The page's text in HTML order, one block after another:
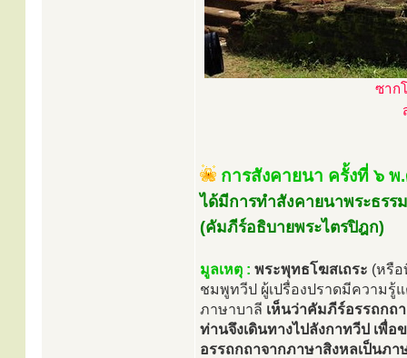
ซาก
การสังคายนา ครั้งที่ ๖
ได้มีการทำสังคายนาพระธรร
(คัมภีร์อธิบายพระไตรปิฎก)
มูลเหตุ : พระพุทธโฆสเถระ (หรือ
ชมพูทวีป ผู้เปรื่องปราดมีความ
ภาษาบาลี เห็นว่าคัมภีร์อรรถกถ
ท่านจึงเดินทางไปลังกาทวีป เพื่
อรรถกถาจากภาษาสิงหลเป็นภ